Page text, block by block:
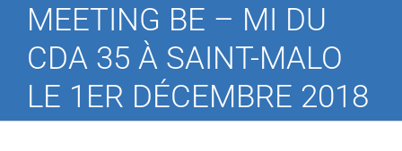
MEETING BE – MI DU
CDA 35 À SAINT-MALO
LE 1ER DÉCEMBRE 2018